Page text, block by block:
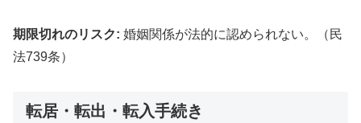
期限切れのリスク: 婚姻関係が法的に認められない。（民
法739条）
転居・転出・転入手続き